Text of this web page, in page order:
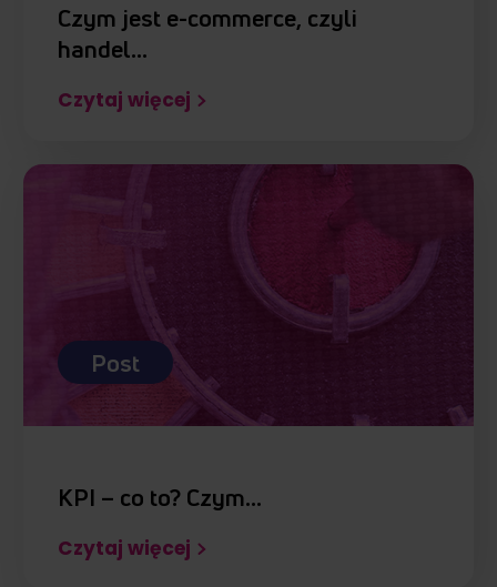
Czym jest e-commerce, czyli
handel…
Czytaj więcej
Post
KPI – co to? Czym…
Czytaj więcej